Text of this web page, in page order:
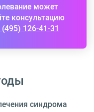
может
консультацию
(495) 126-41-31
синдрома